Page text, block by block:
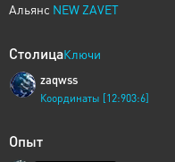
Альянс NEW ZAVET
СтолицаКлючи
zaqwss
Координаты [12:903:6]
Опыт